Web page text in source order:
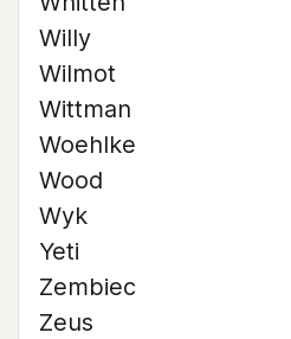
Willy
Wilmot
Wittman
Woehlke
Wood
Wyk
Yeti
Zembiec
Zeus